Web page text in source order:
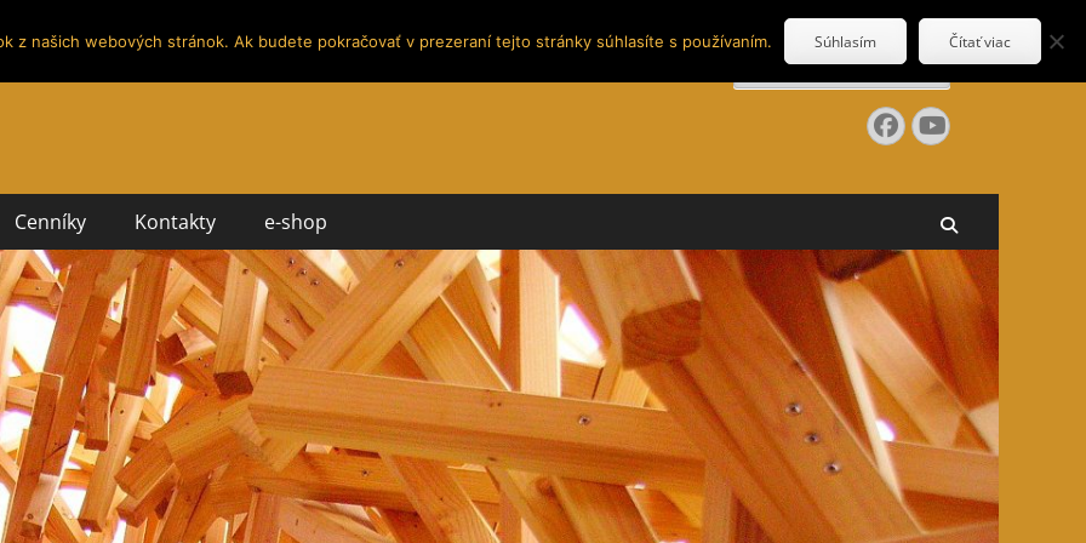
Search
for:
Facebook
YouTube
Cenníky Kontakty e-shop
z našich webových stránok. Ak budete pokračovať v prezeraní tejto stránky súhlasíte s používaním. Súhlasím Čítať viac